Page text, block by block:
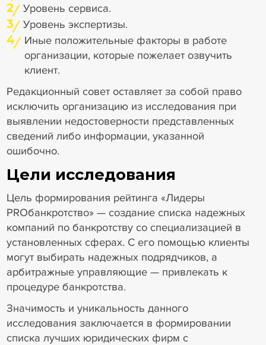
2 Уровень сервиса.
3 Уровень экспертизы.
4
Иные положительные факторы в работе
организации, которые пожелает озвучить
клиент.
Редакционный совет оставляет за собой право
исключить организацию из исследования при
выявлении недостоверности представленных
сведений либо информации, указанной
ошибочно.
Цели исследования
Цель формирования рейтинга «Лидеры
PROбанкротство» — создание списка надежных
компаний по банкротству со специализацией в
установленных сферах. С его помощью клиенты
могут выбирать надежных подрядчиков, а
арбитражные управляющие — привлекать к
процедуре банкротства.
Значимость и уникальность данного
исследования заключается в формировании
списка лучших юридических фирм с